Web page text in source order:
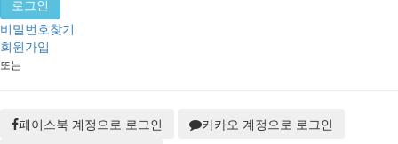
비밀번호찾기
회원가입
또는
페이스북 계정으로 로그인
카카오 계정으로 로그인